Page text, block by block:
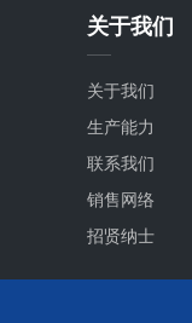
关于我们
关于我们
生产能力
联系我们
销售网络
招贤纳士